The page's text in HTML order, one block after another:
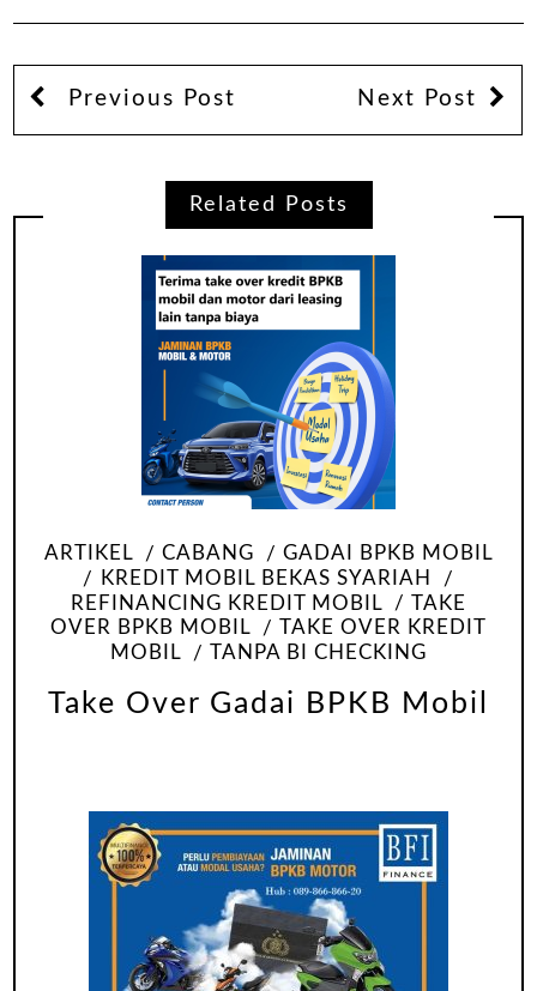
Previous Post Next Post
Related Posts
ARTIKEL CABANG
GADAI BPKB MOBIL
KREDIT MOBIL BEKAS SYARIAH
REFINANCING KREDIT MOBIL
TAKE
OVER BPKB MOBIL
TAKE OVER KREDIT
MOBIL
TANPA BI CHECKING
Take Over Gadai BPKB Mobil